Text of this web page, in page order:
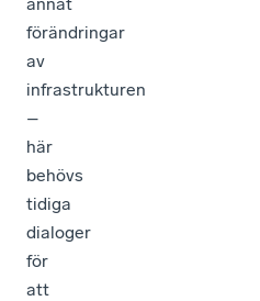
förändringar
av
infrastrukturen
–
här
behövs
tidiga
dialoger
för
att